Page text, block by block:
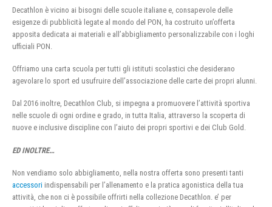
Decathlon è vicino ai bisogni delle scuole italiane e, consapevole delle
esigenze di pubblicità legate al mondo del PON, ha costruito un’offerta
apposita dedicata ai materiali e all’abbigliamento personalizzabile con i loghi
ufficiali PON.
Offriamo una carta scuola per tutti gli istituti scolastici che desiderano
agevolare lo sport ed usufruire dell’associazione delle carte dei propri alunni.
Dal 2016 inoltre, Decathlon Club, si impegna a promuovere l’attività sportiva
nelle scuole di ogni ordine e grado, in tutta Italia, attraverso la scoperta di
nuove e inclusive discipline con l’aiuto dei propri sportivi e dei Club Gold.
ED INOLTRE…
Non vendiamo solo abbigliamento, nella nostra offerta sono presenti tanti
accessori indispensabili per l’allenamento e la pratica agonistica della tua
attività, che non ci è possibile offrirti nella collezione Decathlon. e’ per